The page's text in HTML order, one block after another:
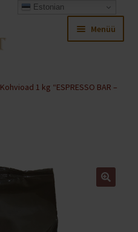
Menüü
Kohvioad 1 kg “ESPRESSO BAR –
Estonian